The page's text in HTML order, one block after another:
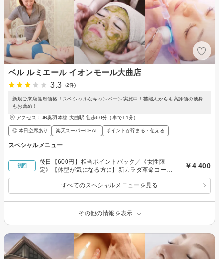
ベル ルミエール イオンモール大曲店
3.3
(2件)
新規ご来店謝恩価格！スペシャルなキャンペーン実施中！芸能人からも高評価の痩身
もお薦め！
アクセス：JR奥羽本線 大曲駅 徒歩60分（車で11分）
◎ 本日空席あり 楽天スーパーDEAL ポイントが貯まる・使える
スペシャルメニュー
初回
後日【600円】相当ポイントバック／《女性限
定》【体型が気になる方に】新カラダ革命コース
（全身）たっぷり90分の実績多数あり☆
￥4,400
すべてのスペシャルメニューを見る
その他の情報を表示